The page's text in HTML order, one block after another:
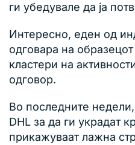
ги убедувале да ја
Интересно, еден од
одговара на
кластери на
одговор.
Во последните
DHL за да ги украдат
прикажуваат лажна